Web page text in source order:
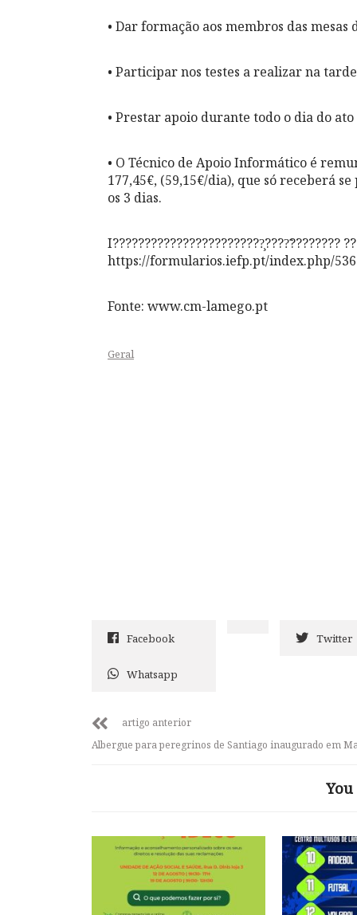
• Dar formação aos membros das
• Participar nos testes a realizar na
• Prestar apoio durante todo o dia do
• O Técnico de Apoio Informático é
177,45€, (59,15€/dia), que só receberá
os 3 dias.
I????????????????????????̧????̃????????
https://formularios.iefp.pt/index.php/
Fonte: www.cm-lamego.pt
Geral
Facebook Twitter
Whatsapp
artigo anterior
Albergue para peregrinos de Santiago inaugurado em